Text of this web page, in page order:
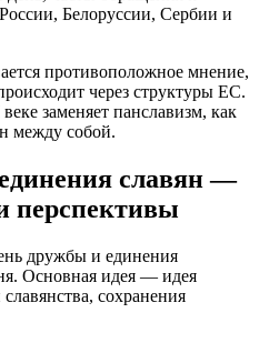
Белоруссии, Сербии и
противоположное мнение,
через структуры ЕС.
заменяет панславизм, как
между собой.
славян —
перспективы
дружбы и единения
Основная идея — идея
сохранения